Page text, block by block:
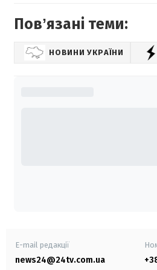
Повʼязані теми:
НОВИНИ УКРАЇНИ
E-mail редакції
news24@24tv.com.ua